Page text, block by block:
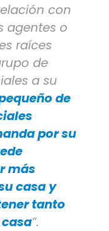
con
agentes o
raíces
de
a su
de
por su
más
casa y
tanto
”.